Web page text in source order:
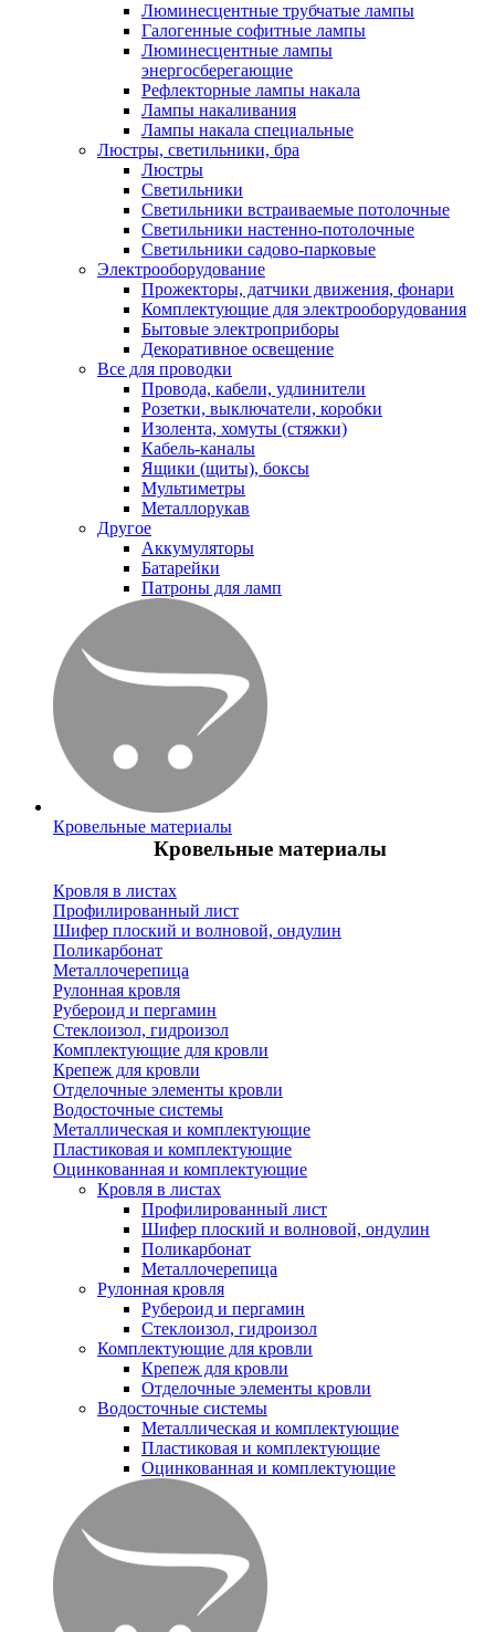
Люминесцентные трубчатые лампы
Галогенные софитные лампы
Люминесцентные лампы
энергосберегающие
Рефлекторные лампы накала
Лампы накаливания
Лампы накала специальные
Люстры, светильники, бра
Люстры
Светильники
Светильники встраиваемые потолочные
Светильники настенно-потолочные
Светильники садово-парковые
Электрооборудование
Прожекторы, датчики движения, фонари
Комплектующие для электрооборудования
Бытовые электроприборы
Декоративное освещение
Все для проводки
Провода, кабели, удлинители
Розетки, выключатели, коробки
Изолента, хомуты (стяжки)
Кабель-каналы
Ящики (щиты), боксы
Мультиметры
Металлорукав
Другое
Аккумуляторы
Батарейки
Патроны для ламп
Кровельные материалы
Кровельные материалы
Кровля в листах
Профилированный лист
Шифер плоский и волновой, ондулин
Поликарбонат
Металлочерепица
Рулонная кровля
Рубероид и пергамин
Стеклоизол, гидроизол
Комплектующие для кровли
Крепеж для кровли
Отделочные элементы кровли
Водосточные системы
Металлическая и комплектующие
Пластиковая и комплектующие
Оцинкованная и комплектующие
Кровля в листах
Профилированный лист
Шифер плоский и волновой, ондулин
Поликарбонат
Металлочерепица
Рулонная кровля
Рубероид и пергамин
Стеклоизол, гидроизол
Комплектующие для кровли
Крепеж для кровли
Отделочные элементы кровли
Водосточные системы
Металлическая и комплектующие
Пластиковая и комплектующие
Оцинкованная и комплектующие